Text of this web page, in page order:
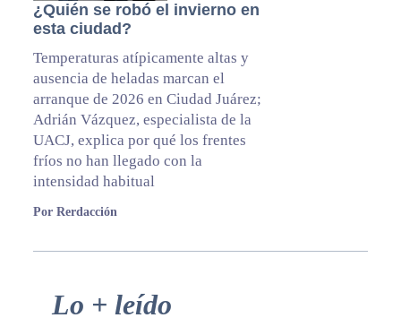
¿Quién se robó el invierno en
esta ciudad?
Temperaturas atípicamente altas y
ausencia de heladas marcan el
arranque de 2026 en Ciudad Juárez;
Adrián Vázquez, especialista de la
UACJ, explica por qué los frentes
fríos no han llegado con la
intensidad habitual
Por Rerdacción
Primary
Sidebar
Lo + leído